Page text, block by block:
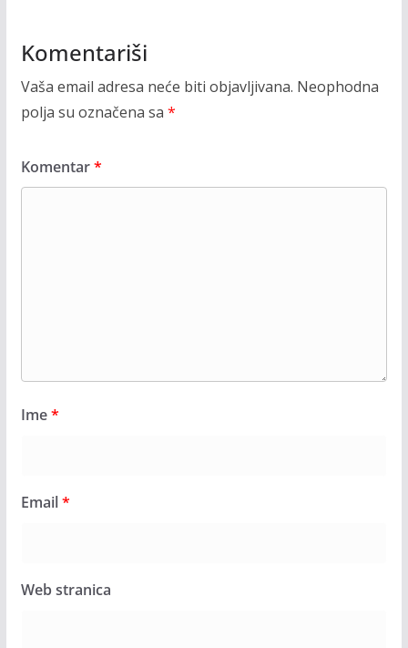
Komentariši
Vaša email adresa neće biti objavljivana. Neophodna
polja su označena sa *
Komentar*
Ime*
Email*
Web stranica